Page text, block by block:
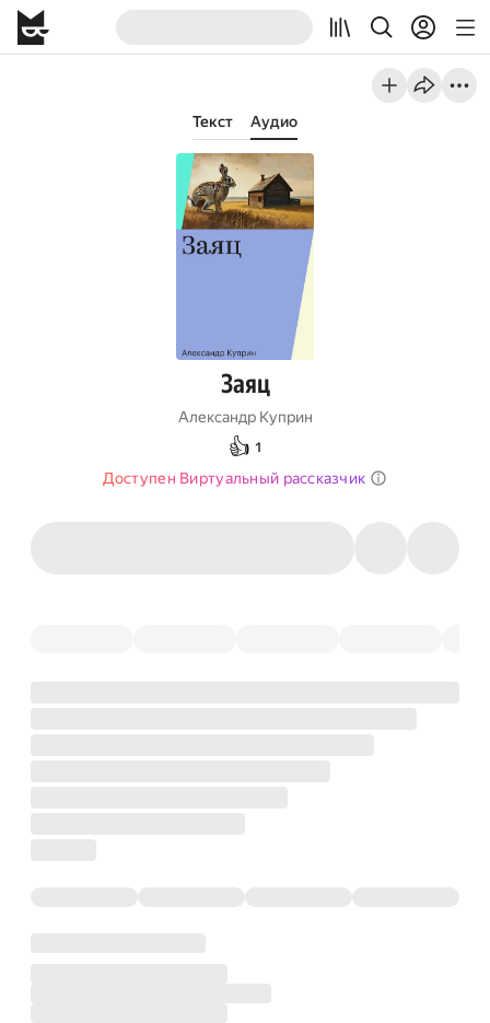
Текст Аудио
Заяц
Александр Куприн
👍 1
Доступен Виртуальный рассказчик